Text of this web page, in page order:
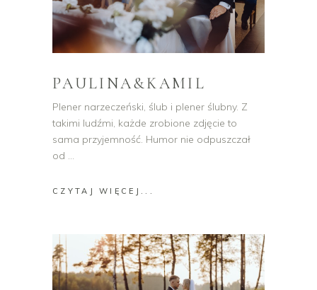
PAULINA&KAMIL
Plener narzeczeński, ślub i plener ślubny. Z
takimi ludźmi, każde zrobione zdjęcie to
sama przyjemność. Humor nie odpuszczał
od
CZYTAJ WIĘCEJ...